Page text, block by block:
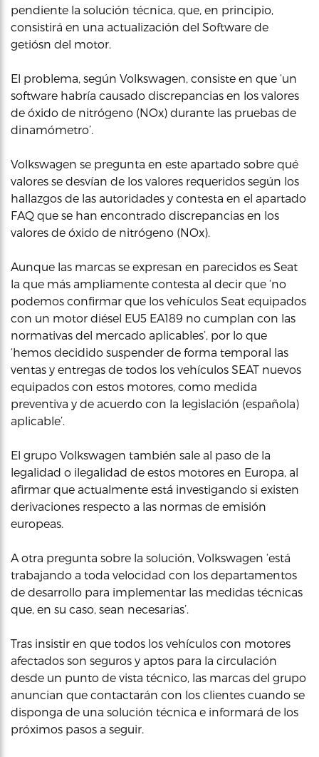
pendiente la solución técnica, que, en principio,
consistirá en una actualización del Software de
getiósn del motor.
El problema, según Volkswagen, consiste en que ‘un
software habría causado discrepancias en los valores
de óxido de nitrógeno (NOx) durante las pruebas de
dinamómetro’.
Volkswagen se pregunta en este apartado sobre qué
valores se desvían de los valores requeridos según los
hallazgos de las autoridades y contesta en el apartado
FAQ que se han encontrado discrepancias en los
valores de óxido de nitrógeno (NOx).
Aunque las marcas se expresan en parecidos es Seat
la que más ampliamente contesta al decir que ‘no
podemos confirmar que los vehículos Seat equipados
con un motor diésel EU5 EA189 no cumplan con las
normativas del mercado aplicables’, por lo que
‘hemos decidido suspender de forma temporal las
ventas y entregas de todos los vehículos SEAT nuevos
equipados con estos motores, como medida
preventiva y de acuerdo con la legislación (española)
aplicable’.
El grupo Volkswagen también sale al paso de la
legalidad o ilegalidad de estos motores en Europa, al
afirmar que actualmente está investigando si existen
derivaciones respecto a las normas de emisión
europeas.
A otra pregunta sobre la solución, Volkswagen ‘está
trabajando a toda velocidad con los departamentos
de desarrollo para implementar las medidas técnicas
que, en su caso, sean necesarias’.
Tras insistir en que todos los vehículos con motores
afectados son seguros y aptos para la circulación
desde un punto de vista técnico, las marcas del grupo
anuncian que contactarán con los clientes cuando se
disponga de una solución técnica e informará de los
próximos pasos a seguir.